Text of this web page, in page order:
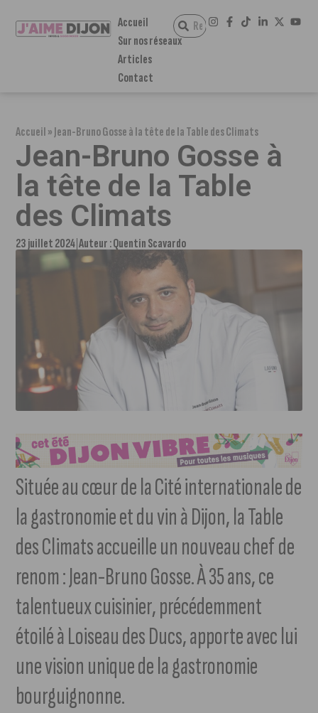
Accueil
Sur nos réseaux
Articles
Contact
Accueil»Jean-Bruno Gosse à la tête de la Table des Climats
Jean-Bruno Gosse à
la tête de la Table
des Climats
23 juillet 2024 Auteur :Quentin Scavardo
Située au cœur de la Cité internationale de
la gastronomie et du vin à Dijon, la Table
des Climats accueille un nouveau chef de
renom : Jean-Bruno Gosse. À 35 ans, ce
talentueux cuisinier, précédemment
étoilé à Loiseau des Ducs, apporte avec lui
une vision unique de la gastronomie
bourguignonne.